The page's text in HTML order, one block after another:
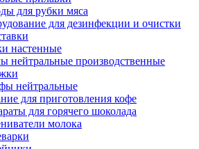
для рубки мяса
для дезинфекции и очистки
настенные
нейтральные производственные
нейтральные
для приготовления кофе
для горячего шоколада
молока